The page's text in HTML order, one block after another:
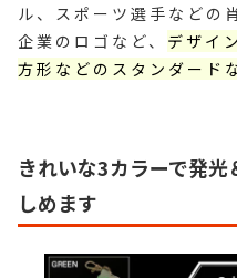
ル、スポーツ選手などの
企業のロゴなど、 デザイ
方形などのスタンダード
きれいな3カラーで発
しめます